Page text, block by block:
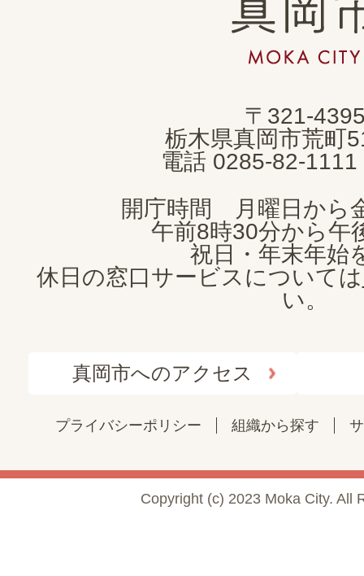
岡
市
CITY
〒321-
栃木県真岡市荒町
電話 0285-82-1111
開庁時間 月曜日から
午前8時30分から午
祝日・年末年始
休日の窓口サービスについては
い。
真岡市へのアクセス
プライバシーポリシー 組織から探す
Copyright (c) 2023 Moka City. All